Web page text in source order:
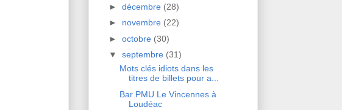
► décembre (28)
► novembre (22)
► octobre (30)
▼ septembre (31)
Mots clés idiots dans les
titres de billets pour a...
Bar PMU Le Vincennes à
Loudéac